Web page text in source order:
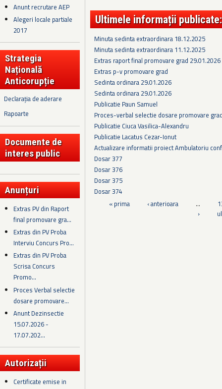
Anunt recrutare AEP
Alegeri locale partiale
2017
Strategia
Națională
Anticorupție
Declarația de aderare
Rapoarte
Documente de
interes public
Anunțuri
Extras PV din Raport
final promovare gra...
Extras din PV Proba
Interviu Concurs Pro...
Extras din PV Proba
Scrisa Concurs
Promo...
Proces Verbal selectie
dosare promovare...
Anunt Dezinsectie
15.07.2026 -
17.07.202...
Autorizații
Certificate emise in
Ultimele informații publicate:
Minuta sedinta extraordinara 18.12.2025
Minuta sedinta extraordinara 11.12.2025
Extras raport final promovare grad 29.01.2026
Extras p-v promovare grad
Sedinta ordinara 29.01.2026
Sedinta ordinara 29.01.2026
Publicatie Paun Samuel
Proces-verbal selectie dosare promovare
Publicatie Ciuca Vasilica-Alexandru
Publicatie Lacatus Cezar-Ionut
Actualizare informatii proiect Ambulatoriu
Dosar 377
Dosar 376
Dosar 375
Dosar 374
Pagini
« prima ‹ anterioara …
›